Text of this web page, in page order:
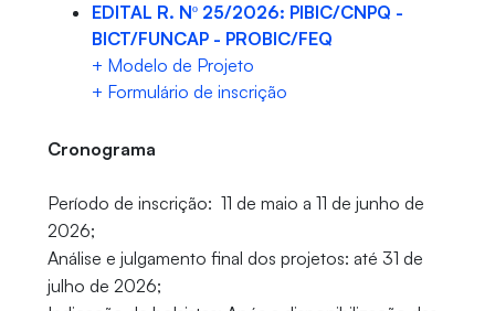
EDITAL R. Nº 25/2026: PIBIC/CNPQ -
BICT/FUNCAP - PROBIC/FEQ
+ Modelo de Projeto
+ Formulário de inscrição
Cronograma
Período de inscrição: 11 de maio a 11 de junho de
2026;
Análise e julgamento final dos projetos: até 31 de
julho de 2026;